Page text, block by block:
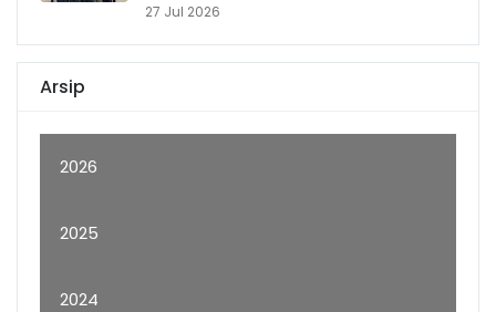
27 Jul 2026
Arsip
2026
2025
2024